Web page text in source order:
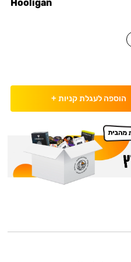
Hooligan
הוספה לעגלת קניות +